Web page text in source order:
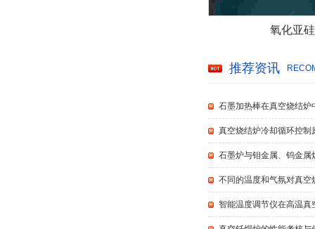
氧化亚
推荐资讯
石墨加热棒在真空烧结炉
真空烧结炉冷却循环控制
石墨炉与钼金属、钨金属
不同的温度和气氛对真空
智能温度调节仪在高温真